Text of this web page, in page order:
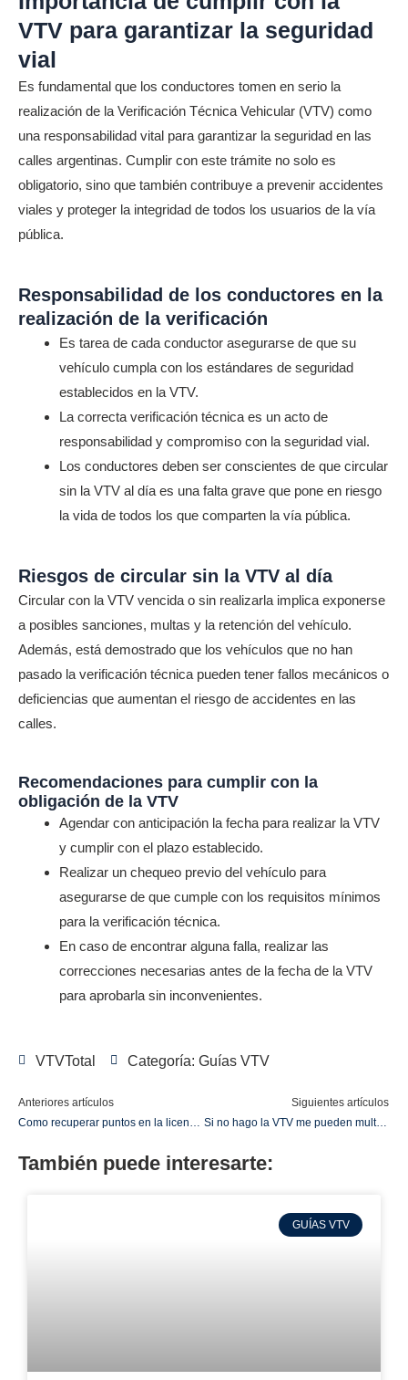
VTV para garantizar la seguridad
vial
Es fundamental que los conductores tomen en serio la
realización de la Verificación Técnica Vehicular (VTV) como
una responsabilidad vital para garantizar la seguridad en las
calles argentinas. Cumplir con este trámite no solo es
obligatorio, sino que también contribuye a prevenir accidentes
viales y proteger la integridad de todos los usuarios de la vía
pública.
Responsabilidad de los conductores en la
realización de la verificación
Es tarea de cada conductor asegurarse de que su
vehículo cumpla con los estándares de seguridad
establecidos en la VTV.
La correcta verificación técnica es un acto de
responsabilidad y compromiso con la seguridad vial.
Los conductores deben ser conscientes de que circular
sin la VTV al día es una falta grave que pone en riesgo
la vida de todos los que comparten la vía pública.
Riesgos de circular sin la VTV al día
Circular con la VTV vencida o sin realizarla implica exponerse
a posibles sanciones, multas y la retención del vehículo.
Además, está demostrado que los vehículos que no han
pasado la verificación técnica pueden tener fallos mecánicos o
deficiencias que aumentan el riesgo de accidentes en las
calles.
Recomendaciones para cumplir con la
obligación de la VTV
Agendar con anticipación la fecha para realizar la VTV
y cumplir con el plazo establecido.
Realizar un chequeo previo del vehículo para
asegurarse de que cumple con los requisitos mínimos
para la verificación técnica.
En caso de encontrar alguna falla, realizar las
correcciones necesarias antes de la fecha de la VTV
para aprobarla sin inconvenientes.
VTVTotal Categoría: Guías VTV
Anteriores artículos
Siguientes artículos
Si no hago la VTV me pueden multar: ¡Evita las sanciones y conoce las consecuencias!
También puede interesarte:
GUÍAS VTV